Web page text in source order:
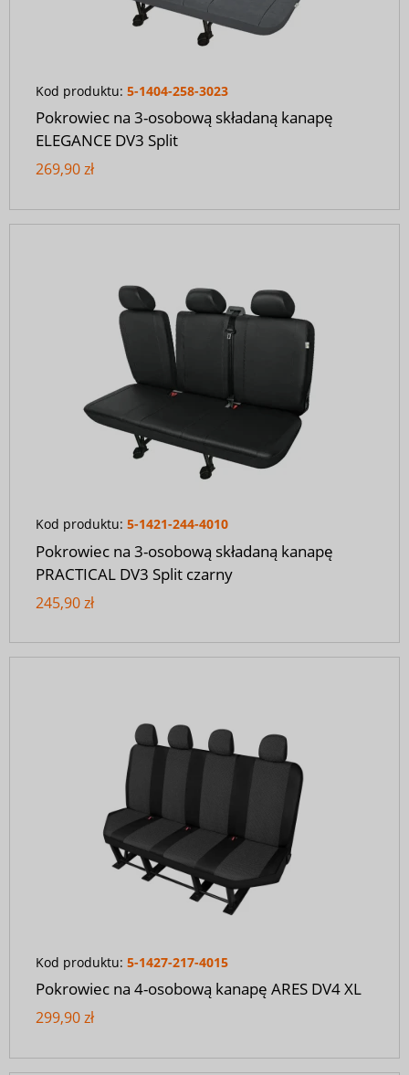
Kod produktu: 5-1404-258-3023
Pokrowiec na 3-osobową składaną kanapę
ELEGANCE DV3 Split
269,90 zł
Kod produktu: 5-1421-244-4010
Pokrowiec na 3-osobową składaną kanapę
PRACTICAL DV3 Split czarny
245,90 zł
Kod produktu: 5-1427-217-4015
Pokrowiec na 4-osobową kanapę ARES DV4 XL
299,90 zł